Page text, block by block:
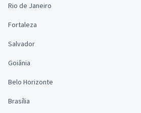
Rio de Janeiro
Fortaleza
Salvador
Goiânia
Belo Horizonte
Brasília